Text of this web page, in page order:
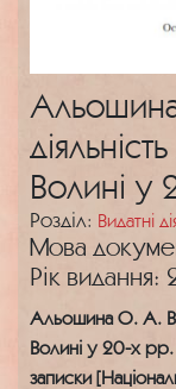
Волині у
Розділ: Видатні
Мова
Рік видання:
Альошина О. А.
Волині у 20-х
записки